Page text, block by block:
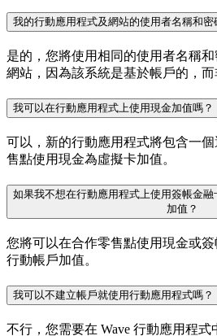
我的行動應用程式及網站的使用者名稱和密
是的，您將使用相同的使用者名稱
網站，因為該系統是基於帳戶的，而
我可以在行動應用程式上使用現金加值嗎？
可以，新的行動應用程式將包含一
售點使用現金為虛擬卡加值。
如果我不想在行動應用程式上使用簽帳金
加值？
您將可以在合作零售點使用現金或
行動帳戶加值。
我可以不建立帳戶就使用行動應用程式嗎？
不行，您需要在 Wave 行動應用程